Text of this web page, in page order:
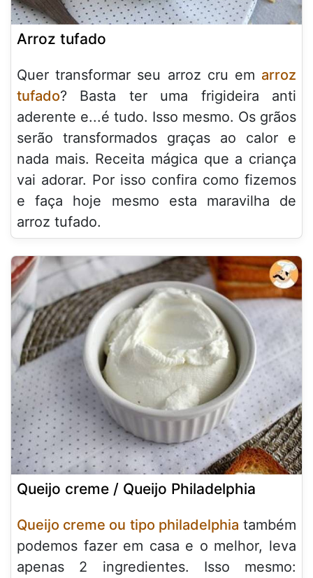
Arroz tufado
Quer transformar seu arroz cru em arroz
tufado? Basta ter uma frigideira anti
aderente e...é tudo. Isso mesmo. Os grãos
serão transformados graças ao calor e
nada mais. Receita mágica que a criança
vai adorar. Por isso confira como fizemos
e faça hoje mesmo esta maravilha de
arroz tufado.
Queijo creme / Queijo Philadelphia
Queijo creme ou tipo philadelphia também
podemos fazer em casa e o melhor, leva
apenas 2 ingredientes. Isso mesmo: